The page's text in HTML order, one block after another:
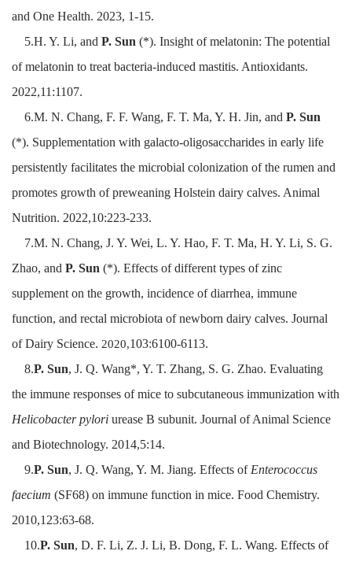
and One Health. 2023, 1-15.
5.H. Y. Li, and P. Sun (*). Insight of melatonin: The potential
of melatonin to treat bacteria-induced mastitis. Antioxidants.
2022,11:1107.
6.M. N. Chang, F. F. Wang, F. T. Ma, Y. H. Jin, and P. Sun
(*). Supplementation with galacto-oligosaccharides in early life
persistently facilitates the microbial colonization of the rumen and
promotes growth of preweaning Holstein dairy calves. Animal
Nutrition. 2022,10:223-233.
7.M. N. Chang, J. Y. Wei, L. Y. Hao, F. T. Ma, H. Y. Li, S. G.
Zhao, and P. Sun (*). Effects of different types of zinc
supplement on the growth, incidence of diarrhea, immune
function, and rectal microbiota of newborn dairy calves. Journal
of Dairy Science. 2020,103:6100-6113.
8.P. Sun, J. Q. Wang*, Y. T. Zhang, S. G. Zhao. Evaluating
the immune responses of mice to subcutaneous immunization with
Helicobacter pylori urease B subunit. Journal of Animal Science
and Biotechnology. 2014,5:14.
9.P. Sun, J. Q. Wang, Y. M. Jiang. Effects of Enterococcus
faecium (SF68) on immune function in mice. Food Chemistry.
2010,123:63-68.
10.P. Sun, D. F. Li, Z. J. Li, B. Dong, F. L. Wang. Effects of